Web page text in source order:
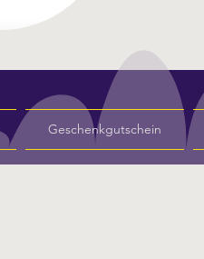
Geschenkgutschein